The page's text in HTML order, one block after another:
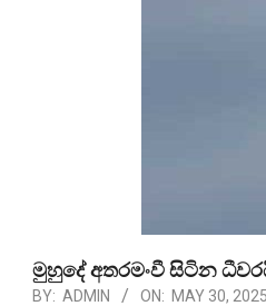
මුහුදේ අතරමංවී සිටින
BY: ADMIN ON: MAY 30, 2025